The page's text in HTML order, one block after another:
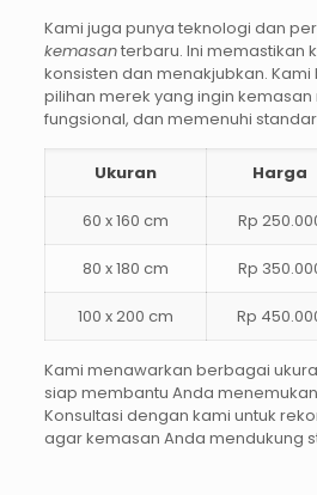
Kami juga punya teknologi dan
kemasanterbaru. Ini memastikan
konsisten dan menakjubkan.
pilihan merek yang ingin
fungsional, dan memenuhi
Ukuran Harga
60 x 160 cm Rp
80 x 180 cm Rp
100 x 200 cm Rp
Kami menawarkan berbagai
siap membantu Anda
Konsultasi dengan kami untuk
agar kemasan Anda mendukung